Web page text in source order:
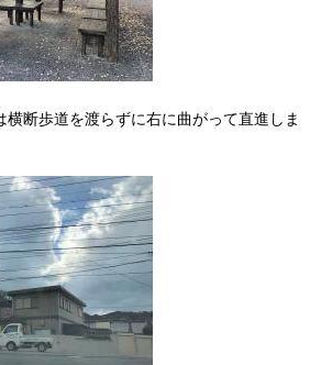
断歩道を渡らずに右に曲がって直進しま